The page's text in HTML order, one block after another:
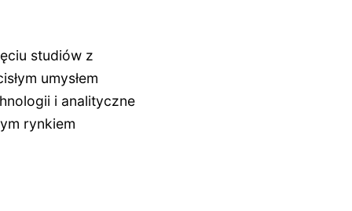
studiów z
umysłem
i analityczne
rynkiem